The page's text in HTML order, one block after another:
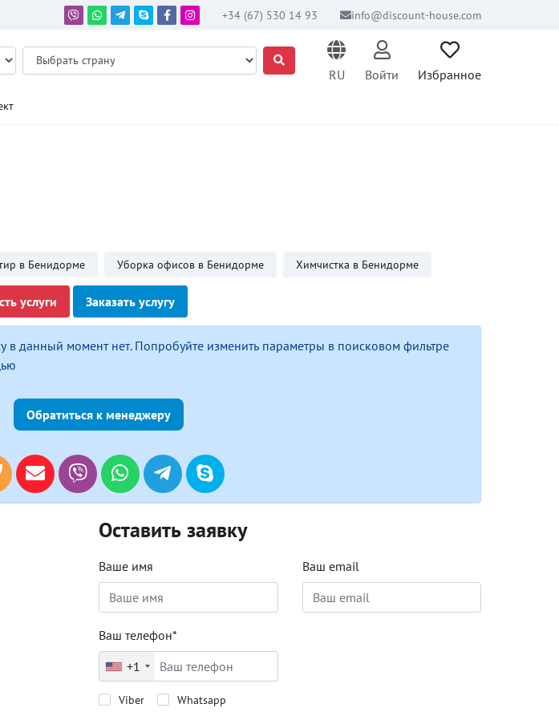
+34 (67) 530 14 93 info@discount-house.com
RU
Войти Избранное
в Бенидорме Уборка офисов в Бенидорме Химчистка в Бенидорме
услуги Заказать услугу
данный момент нет. Попробуйте изменить параметры в поисковом фильтре
Обратиться к менеджеру
Оставить заявку
Ваше имя Ваш email
Ваш телефон*
+1
Viber
Whatsapp